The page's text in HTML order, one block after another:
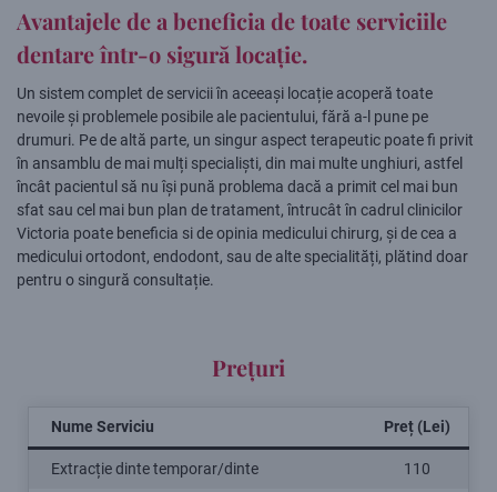
Avantajele de a beneficia de toate serviciile
dentare într-o sigură locație.
Un sistem complet de servicii în aceeași locație acoperă toate
nevoile și problemele posibile ale pacientului, fără a-l pune pe
drumuri. Pe de altă parte, un singur aspect terapeutic poate fi privit
în ansamblu de mai mulți specialiști, din mai multe unghiuri, astfel
încât pacientul să nu își pună problema dacă a primit cel mai bun
sfat sau cel mai bun plan de tratament, întrucât în cadrul clinicilor
Victoria poate beneficia si de opinia medicului chirurg, și de cea a
medicului ortodont, endodont, sau de alte specialități, plătind doar
pentru o singură consultație.
Prețuri
Nume Serviciu Preț (Lei)
Extracție dinte temporar/dinte 110